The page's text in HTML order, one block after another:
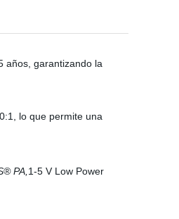
años, garantizando la
lo que permite una
PA, 1-5 V Low Power